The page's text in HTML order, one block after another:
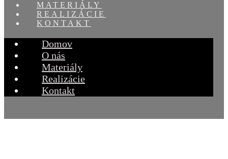
MATERIÁLY
REALIZÁCIE
KONTAKT
Domov
O nás
Materiály
Realizácie
Kontakt